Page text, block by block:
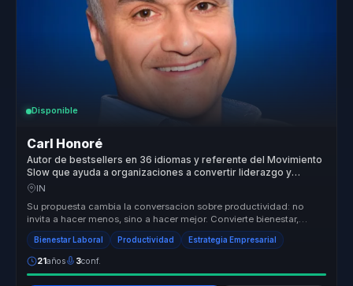
Disponible
Carl Honoré
Autor de bestsellers en 36 idiomas y referente del Movimiento
Slow que ayuda a organizaciones a convertir liderazgo y
bienestar en productividad sostenible.
IN
Su propuesta cambia la conversacion sobre productividad: no
invita a hacer menos, sino a hacer mejor. Convierte bienestar,
tiempo y atenc...
Bienestar Laboral Productividad Estrategia Empresarial
21años 3conf.